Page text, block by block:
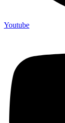
Youtube